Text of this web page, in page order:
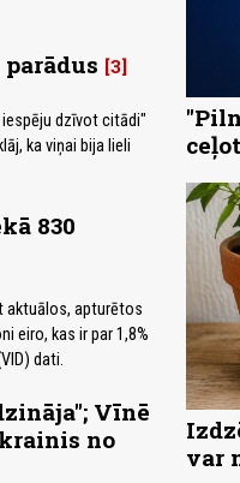
3
iespēju dzīvot citādi"
ka viņai bija lieli
830
aktuālos, apturētos
eiro, kas ir par 1,8%
dati.
Vīnē
no
var